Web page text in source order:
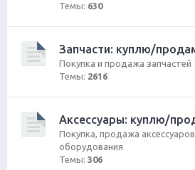
Темы: 630
Запчасти: куплю/
Покупка и продажа запчастей
Темы: 2616
Аксессуары: куплю/
Покупка, продажа
оборудования
Темы: 306